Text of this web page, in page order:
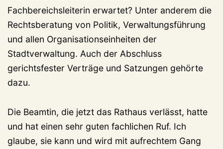
Fachbereichsleiterin erwartet? Unter anderem die
Rechtsberatung von Politik, Verwaltungsführung
und allen Organisationseinheiten der
Stadtverwaltung. Auch der Abschluss
gerichtsfester Verträge und Satzungen gehörte
dazu.
Die Beamtin, die jetzt das Rathaus verlässt, hatte
und hat einen sehr guten fachlichen Ruf. Ich
glaube, sie kann und wird mit aufrechtem Gang